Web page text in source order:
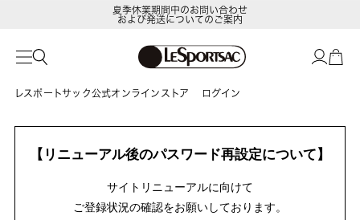
夏季休業期間中のお問い合わせ
および発送についてのご案内
レスポートサック公式オンラインストア ログイン
【リニューアル後のパスワード再設定について】
サイトリニューアルに向けて
ご登録状況の確認をお願いしております。